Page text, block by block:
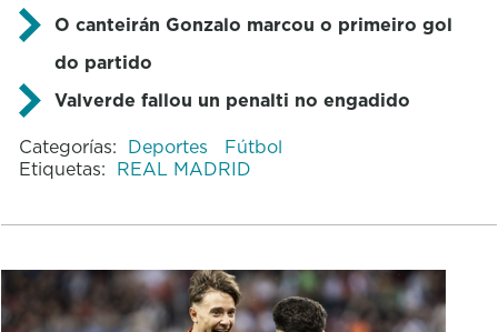
O canteirán Gonzalo marcou o primeiro gol
do partido
Valverde fallou un penalti no engadido
Categorías: Deportes
Fútbol
Etiquetas: REAL MADRID